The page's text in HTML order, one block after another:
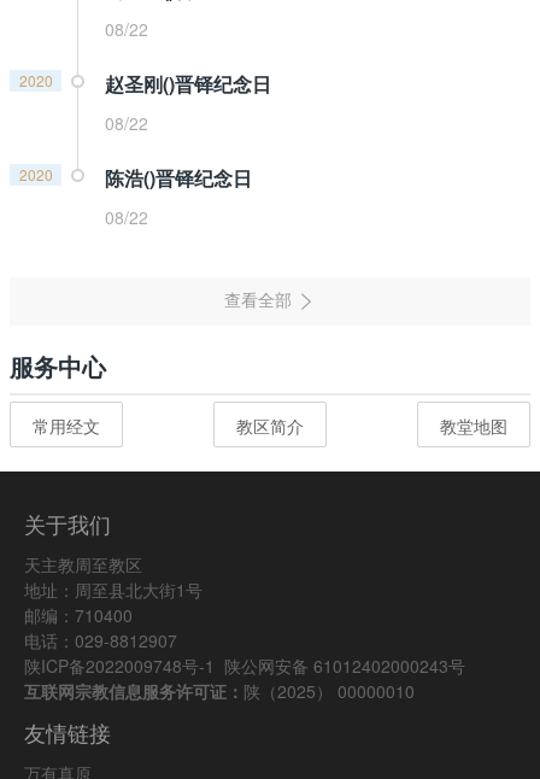
08/22
2020 赵圣刚()晋铎纪念日
08/22
2020 陈浩()晋铎纪念日
08/22
服务中心
常用经文 教区简介 教堂地图
关于我们
天主教周至教区
地址：周至县北大街1号
邮编：710400
电话：029-8812907
陕ICP备2022009748号-1 陕公网安备 61012402000243号
互联网宗教信息服务许可证： 陕（2025） 00000010
友情链接
万有真原